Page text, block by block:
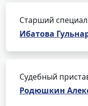
Старший
Ибатова
Судебный
Родюшкин